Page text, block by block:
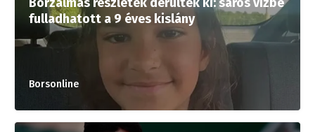
fulladhatott a 9 éves kislány
Borsonline